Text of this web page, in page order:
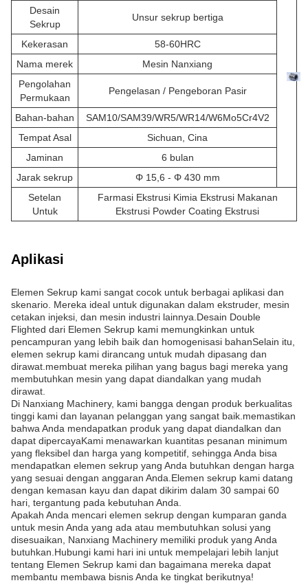
Desain
Sekrup
Unsur sekrup bertiga
Kekerasan
58-60HRC
Nama merek
Mesin Nanxiang
Pengolahan
Permukaan
Pengelasan / Pengeboran Pasir
Bahan-bahan
SAM10/SAM39/WR5/WR14/W6Mo5Cr4V2
Tempat Asal
Sichuan, Cina
Jaminan
6 bulan
Jarak sekrup
Φ 15,6 - Φ 430 mm
Setelan
Untuk
Farmasi Ekstrusi Kimia Ekstrusi Makanan
Ekstrusi Powder Coating Ekstrusi
Aplikasi
Elemen Sekrup kami sangat cocok untuk berbagai aplikasi dan
skenario. Mereka ideal untuk digunakan dalam ekstruder, mesin
cetakan injeksi, dan mesin industri lainnya.Desain Double
Flighted dari Elemen Sekrup kami memungkinkan untuk
pencampuran yang lebih baik dan homogenisasi bahanSelain itu,
elemen sekrup kami dirancang untuk mudah dipasang dan
dirawat.membuat mereka pilihan yang bagus bagi mereka yang
membutuhkan mesin yang dapat diandalkan yang mudah
dirawat.
Di Nanxiang Machinery, kami bangga dengan produk berkualitas
tinggi kami dan layanan pelanggan yang sangat baik.memastikan
bahwa Anda mendapatkan produk yang dapat diandalkan dan
dapat dipercayaKami menawarkan kuantitas pesanan minimum
yang fleksibel dan harga yang kompetitif, sehingga Anda bisa
mendapatkan elemen sekrup yang Anda butuhkan dengan harga
yang sesuai dengan anggaran Anda.Elemen sekrup kami datang
dengan kemasan kayu dan dapat dikirim dalam 30 sampai 60
hari, tergantung pada kebutuhan Anda.
Apakah Anda mencari elemen sekrup dengan kumparan ganda
untuk mesin Anda yang ada atau membutuhkan solusi yang
disesuaikan, Nanxiang Machinery memiliki produk yang Anda
butuhkan.Hubungi kami hari ini untuk mempelajari lebih lanjut
tentang Elemen Sekrup kami dan bagaimana mereka dapat
membantu membawa bisnis Anda ke tingkat berikutnya!